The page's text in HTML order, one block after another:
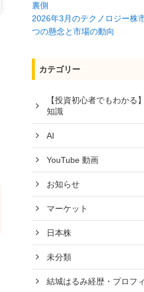
裏側
2026年3月のテクノロジー株
つの懸念と市場の動向
カテゴリー
【投資初心者でもわかる
知識
AI
YouTube 動画
お知らせ
マーケット
日本株
未分類
結城はるみ経歴・プロフ